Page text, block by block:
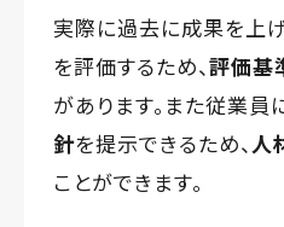
実際に過去に成果を上
を評価するため、評価基
があります。また従業員
針を提示できるため、 人
ことができます。